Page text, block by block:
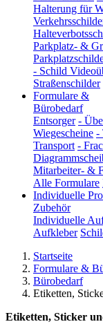
Halterung für
Parkplatz- &
- Schild
Straßenschilder
Formulare &
Bürobedarf
Entsorger -
Wiegescheine -
Transport -
Mitarbeiter- &
Alle Formulare
Individuelle
Zubehör
Individuelle
Aufkleber
Startseite
Formulare &
Bürobedarf
Etiketten,
Etiketten, Sticker